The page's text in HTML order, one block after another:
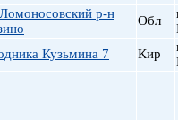
р-н
Обл
Кузьмина 7 Кир